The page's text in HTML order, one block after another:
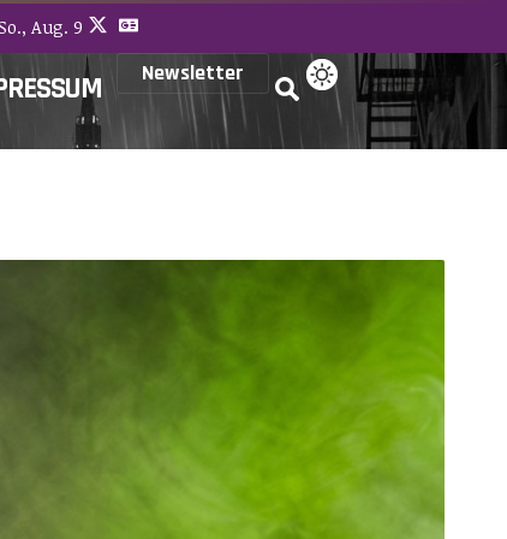
Aug. 9
Newsletter